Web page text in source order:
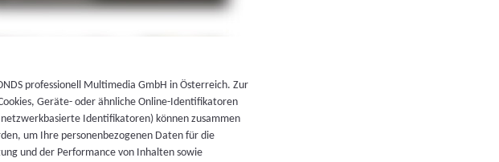
professionell Multimedia GmbH in Österreich. Zur
Geräte- oder ähnliche Online-Identifikatoren
Identifikatoren) können zusammen
um Ihre personenbezogenen Daten für die
und der Performance von Inhalten sowie